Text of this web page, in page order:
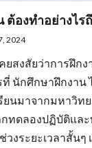
ต้องทำอย่างไร
2024
ยสงสัยว่าการฝึก
นักศึกษาฝึกงาน
ยนมาจากมหาวิท
ทดลองปฏิบัติและ
งระยะเวลาสั้นๆ